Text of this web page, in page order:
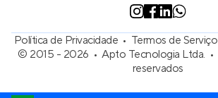
Política de Privacidade Termos de Serviço
© 2015 - 2026
Apto Tecnologia Ltda.
reservados